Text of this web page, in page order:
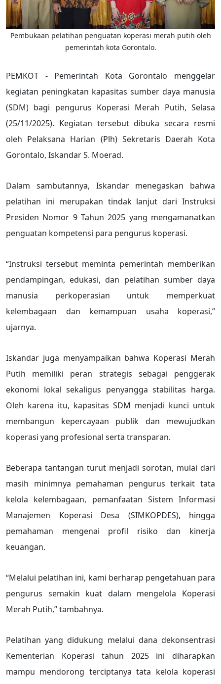
Pembukaan pelatihan penguatan koperasi merah putih oleh
pemerintah kota Gorontalo.
PEMKOT - Pemerintah Kota Gorontalo menggelar
kegiatan peningkatan kapasitas sumber daya manusia
(SDM) bagi pengurus Koperasi Merah Putih, Selasa
(25/11/2025). Kegiatan tersebut dibuka secara resmi
oleh Pelaksana Harian (Plh) Sekretaris Daerah Kota
Gorontalo, Iskandar S. Moerad.
Dalam sambutannya, Iskandar menegaskan bahwa
pelatihan ini merupakan tindak lanjut dari Instruksi
Presiden Nomor 9 Tahun 2025 yang mengamanatkan
penguatan kompetensi para pengurus koperasi.
“Instruksi tersebut meminta pemerintah memberikan
pendampingan, edukasi, dan pelatihan sumber daya
manusia perkoperasian untuk memperkuat
kelembagaan dan kemampuan usaha koperasi,”
ujarnya.
Iskandar juga menyampaikan bahwa Koperasi Merah
Putih memiliki peran strategis sebagai penggerak
ekonomi lokal sekaligus penyangga stabilitas harga.
Oleh karena itu, kapasitas SDM menjadi kunci untuk
membangun kepercayaan publik dan mewujudkan
koperasi yang profesional serta transparan.
Beberapa tantangan turut menjadi sorotan, mulai dari
masih minimnya pemahaman pengurus terkait tata
kelola kelembagaan, pemanfaatan Sistem Informasi
Manajemen Koperasi Desa (SIMKOPDES), hingga
pemahaman mengenai profil risiko dan kinerja
keuangan.
“Melalui pelatihan ini, kami berharap pengetahuan para
pengurus semakin kuat dalam mengelola Koperasi
Merah Putih,” tambahnya.
Pelatihan yang didukung melalui dana dekonsentrasi
Kementerian Koperasi tahun 2025 ini diharapkan
mampu mendorong terciptanya tata kelola koperasi